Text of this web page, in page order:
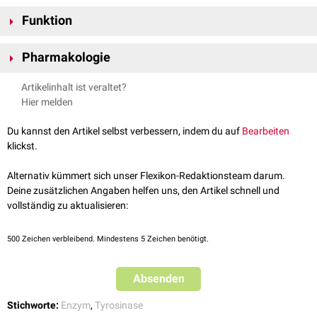
Genlokus19p13.2 kodiert.
Funktion
zytoplasmatischen Domänen
Entzündungssignalen. Das Enzym ist in die
IFN-βsowieIL-12
Pharmakologie
Die Tyrosinkinase 2 kann durch den
pharmakologisch gehemmt werden.
Artikelinhalt ist veraltet?
Hier melden
Du kannst den Artikel selbst verbessern, indem du auf Bearbeiten
klickst.
Alternativ kümmert sich unser Flexikon-Redaktionsteam darum.
Deine zusätzlichen Angaben helfen uns, den Artikel schnell und
vollständig zu aktualisieren:
500 Zeichen verbleibend. Mindestens 5 Zeichen benötigt.
Absenden
Stichworte: Enzym, Tyrosinase